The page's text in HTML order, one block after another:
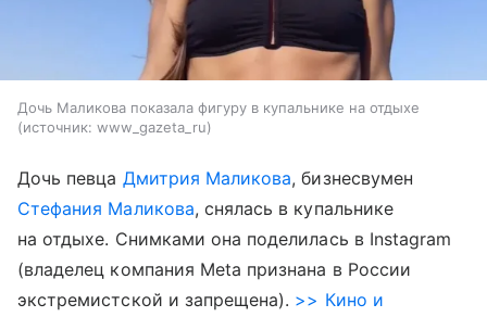
Дочь Маликова показала фигуру в купальнике на отдыхе
источник: www_gazeta_ru
Дочь певца Дмитрия Маликова, бизнесвумен
Стефания Маликова, снялась в купальнике
на отдыхе. Снимками она поделилась в Instagram
(владелец компания Meta признана в России
экстремистской и запрещена). >> Кино и